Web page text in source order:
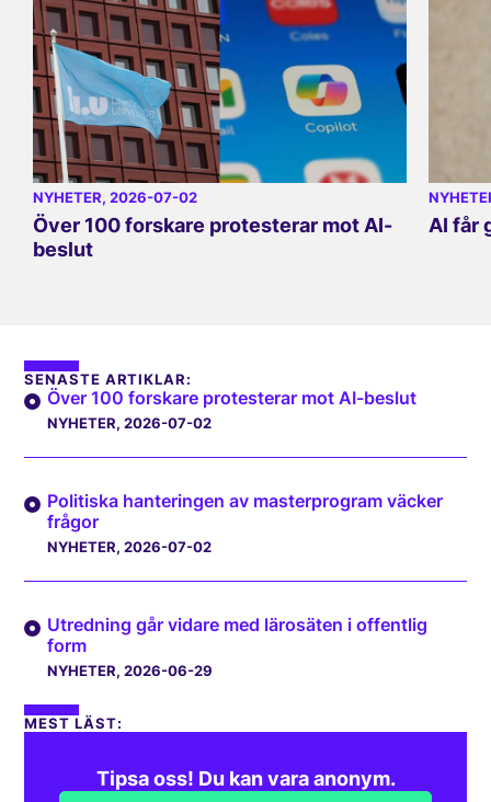
NYHETER, 2026-07-02
Över 100 forskare protesterar mot AI-
beslut
AI får
SENASTE ARTIKLAR:
Över 100 forskare protesterar mot AI-beslut
NYHETER, 2026-07-02
Politiska hanteringen av masterprogram väcker
frågor
NYHETER, 2026-07-02
Utredning går vidare med lärosäten i offentlig
form
NYHETER, 2026-06-29
MEST LÄST:
Tipsa oss! Du kan vara anonym.